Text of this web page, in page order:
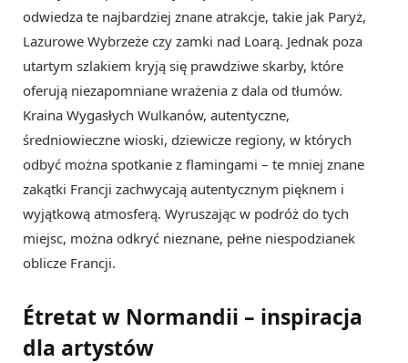
odwiedza te najbardziej znane atrakcje, takie jak Paryż,
Lazurowe Wybrzeże czy zamki nad Loarą. Jednak poza
utartym szlakiem kryją się prawdziwe skarby, które
oferują niezapomniane wrażenia z dala od tłumów.
Kraina Wygasłych Wulkanów, autentyczne,
średniowieczne wioski, dziewicze regiony, w których
odbyć można spotkanie z flamingami – te mniej znane
zakątki Francji zachwycają autentycznym pięknem i
wyjątkową atmosferą. Wyruszając w podróż do tych
miejsc, można odkryć nieznane, pełne niespodzianek
oblicze Francji.
Étretat w Normandii – inspiracja
dla artystów